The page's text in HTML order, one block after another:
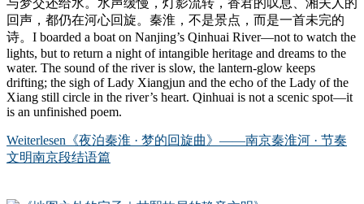
回声，都仍在河心回旋。秦淮，不是景点，而是一首未完的
诗。I boarded a boat on Nanjing’s Qinhuai River—not to watch the
lights, but to return a night of intangible heritage and dreams to the
water. The sound of the river is slow, the lantern-glow keeps
drifting; the sigh of Lady Xiangjun and the echo of the Lady of the
Xiang still circle in the river’s heart. Qinhuai is not a scenic spot—it
is an unfinished poem.
Weiterlesen 《夜泊秦淮 · 梦的回旋曲》——南京秦淮河 · 节奏
文明南京段结语篇